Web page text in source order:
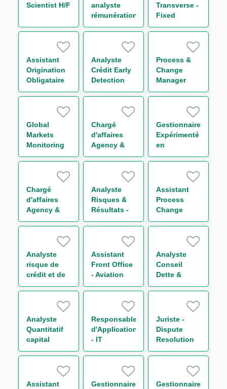
Scientist H/F
analyste
rémunération
H/F
Transverse -
Fixed
Income H/F
Assistant
Origination
Obligataire
H/F
Analyste
Crédit Early
Detection
H/F
Process &
Change
Manager
Middle-
Collatéral
H/F
Global
Markets
Monitoring
Compliance
Chargé
d'affaires
Agency &
Transaction
Solutions
Group H/F
Gestionnaire
Expérimenté
en
Financements
Chargé
d'affaires
Agency &
Transaction
Solutions
Group (CDD)
H/F
Analyste
Risques &
Résultats -
Equity
Assistant
Process
Change
Manager -
Analyste
risque de
crédit et de
portefeuille -
Transport
H/F
Assistant
Front Office
- Aviation
Group H/F
Analyste
Conseil
Dette &
Capital
Transport
H/F
Analyste
Quantitatif
capital
économique
Responsable
d'Application
- IT
Compliance
Security H/F
Juriste -
Dispute
Resolution
H/F
Assistant Gestionnaire Gestionnaire